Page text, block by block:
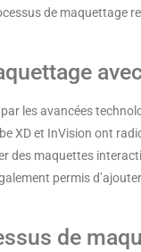
de
les avancées
XD et InVision ont
des maquettes
permis
de